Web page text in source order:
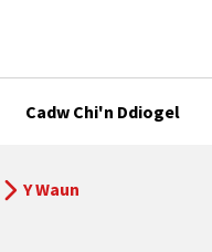
Cadw Chi'n Ddiogel
Y Waun